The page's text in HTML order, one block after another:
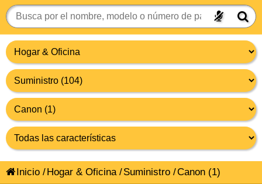
Inicio /Hogar & Oficina /Suministro /Canon (1)